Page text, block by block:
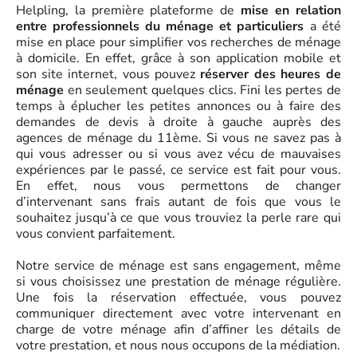
Helpling, la première plateforme de mise en relation
entre professionnels du ménage et particuliers a été
mise en place pour simplifier vos recherches de ménage
à domicile. En effet, grâce à son application mobile et
son site internet, vous pouvez réserver des heures de
ménage en seulement quelques clics. Fini les pertes de
temps à éplucher les petites annonces ou à faire des
demandes de devis à droite à gauche auprès des
agences de ménage du 11ème. Si vous ne savez pas à
qui vous adresser ou si vous avez vécu de mauvaises
expériences par le passé, ce service est fait pour vous.
En effet, nous vous permettons de changer
d’intervenant sans frais autant de fois que vous le
souhaitez jusqu’à ce que vous trouviez la perle rare qui
vous convient parfaitement.
Notre service de ménage est sans engagement, même
si vous choisissez une prestation de ménage régulière.
Une fois la réservation effectuée, vous pouvez
communiquer directement avec votre intervenant en
charge de votre ménage afin d’affiner les détails de
votre prestation, et nous nous occupons de la médiation.